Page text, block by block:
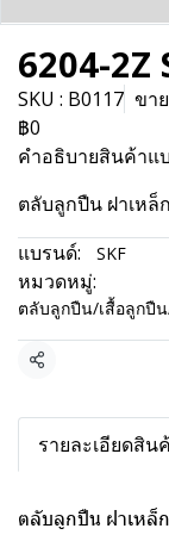
6204-2Z
SKU : B0117 ขา
฿0
คำอธิบายสินค้าแ
ตลับลูกปืน ฝาเหล็
แบรนด์:
SKF
หมวดหมู่:
ตลับลูกปืน/เสื้อลูกปื
แชร์
รายละเอียดสิน
ตลับลูกปืน ฝาเหล็